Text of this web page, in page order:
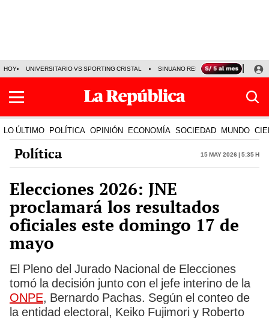
HOY UNIVERSITARIO VS SPORTING CRISTAL SINUANO RESULTADOS HOY
LO ÚLTIMO POLÍTICA OPINIÓN ECONOMÍA SOCIEDAD MUNDO
Política 15 May 2026 | 5:35 h
Elecciones 2026: JNE
proclamará los resultados
oficiales este domingo 17 de
mayo
El Pleno del Jurado Nacional de Elecciones
tomó la decisión junto con el jefe interino de la
ONPE, Bernardo Pachas. Según el conteo de
la entidad electoral, Keiko Fujimori y Roberto